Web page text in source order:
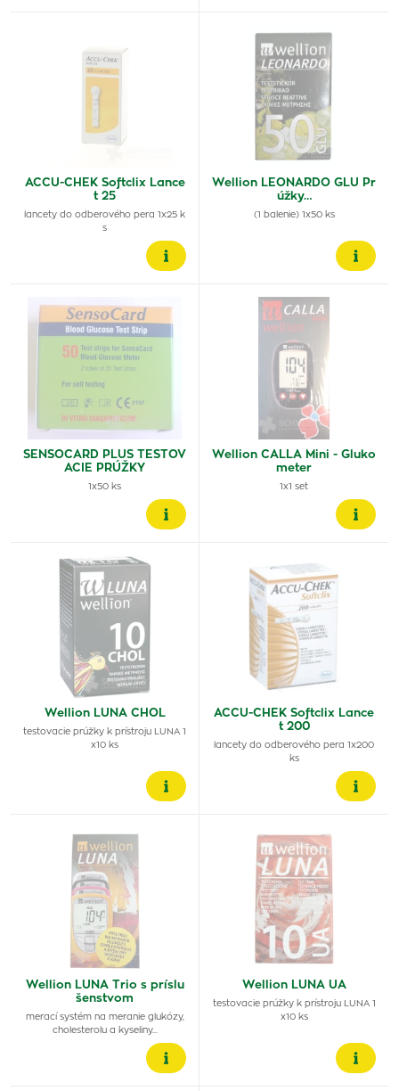
ACCU-CHEK Softclix Lance
t 25
lancety do odberového pera 1x25 k
s
Wellion LEONARDO GLU Pr
úžky…
(1 balenie) 1x50 ks
SENSOCARD PLUS TESTOV
ACIE PRÚŽKY
1x50 ks
Wellion CALLA Mini - Gluko
meter
1x1 set
Wellion LUNA CHOL
testovacie prúžky k prístroju LUNA 1
x10 ks
ACCU-CHEK Softclix Lance
t 200
lancety do odberového pera 1x200
ks
Wellion LUNA Trio s príslu
šenstvom
merací systém na meranie glukózy,
cholesterolu a kyseliny…
Wellion LUNA UA
testovacie prúžky k prístroju LUNA 1
x10 ks